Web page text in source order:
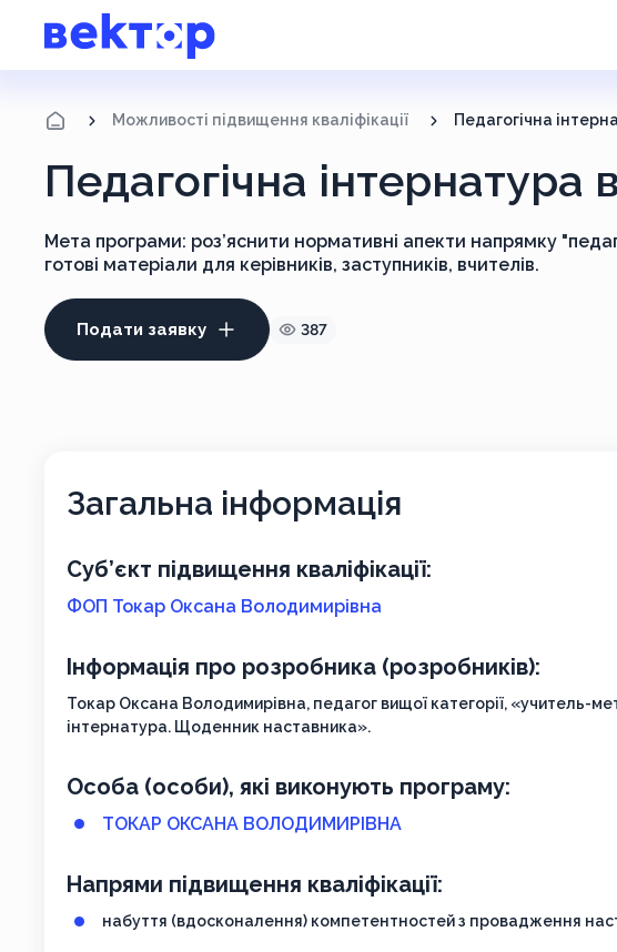
Можливості підвищення кваліфікації Педагогічна
Педагогічна інтернатура
Мета програми: роз’яснити нормативні апекти напрямку
готові матеріали для керівників, заступників, вчителів.
Подати заявку 387
Загальна інформація
Суб’єкт підвищення кваліфікації:
ФОП Токар Оксана Володимирівна
Інформація про розробника (розробників):
Токар Оксана Володимирівна, педагог вищої категорії, «учитель-
інтернатура. Щоденник наставника».
Особа (особи), які виконують програму:
ТОКАР ОКСАНА ВОЛОДИМИРІВНА
Напрями підвищення кваліфікації:
набуття (вдосконалення) компетентностей з провадження